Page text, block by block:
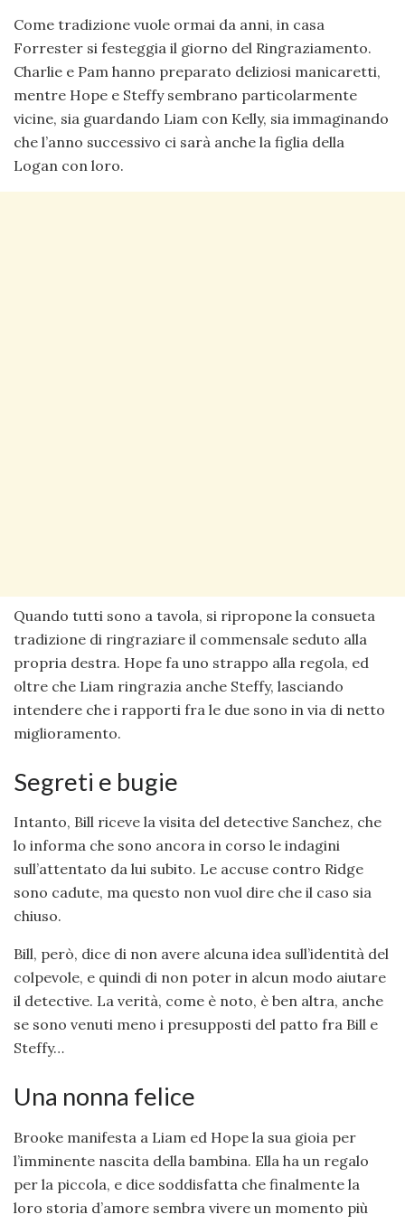
Come tradizione vuole ormai da anni, in casa
Forrester si festeggia il giorno del Ringraziamento.
Charlie e Pam hanno preparato deliziosi manicaretti,
mentre Hope e Steffy sembrano particolarmente
vicine, sia guardando Liam con Kelly, sia immaginando
che l’anno successivo ci sarà anche la figlia della
Logan con loro.
Quando tutti sono a tavola, si ripropone la consueta
tradizione di ringraziare il commensale seduto alla
propria destra. Hope fa uno strappo alla regola, ed
oltre che Liam ringrazia anche Steffy, lasciando
intendere che i rapporti fra le due sono in via di netto
miglioramento.
Segreti e bugie
Intanto, Bill riceve la visita del detective Sanchez, che
lo informa che sono ancora in corso le indagini
sull’attentato da lui subito. Le accuse contro Ridge
sono cadute, ma questo non vuol dire che il caso sia
chiuso.
Bill, però, dice di non avere alcuna idea sull’identità del
colpevole, e quindi di non poter in alcun modo aiutare
il detective. La verità, come è noto, è ben altra, anche
se sono venuti meno i presupposti del patto fra Bill e
Steffy…
Una nonna felice
Brooke manifesta a Liam ed Hope la sua gioia per
l’imminente nascita della bambina. Ella ha un regalo
per la piccola, e dice soddisfatta che finalmente la
loro storia d’amore sembra vivere un momento più